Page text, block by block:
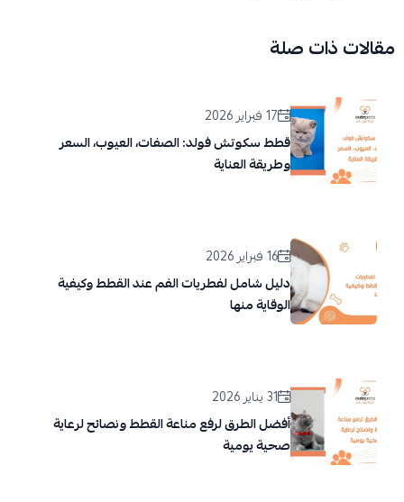
مقالات ذات صلة
17 فبراير 2026
قطط سكوتش فولد: الصفات، العيوب، السعر
وطريقة العناية
16 فبراير 2026
دليل شامل لفطريات الفم عند القطط وكيفية
الوقاية منها
31 يناير 2026
أفضل الطرق لرفع مناعة القطط ونصائح لرعاية
صحية يومية